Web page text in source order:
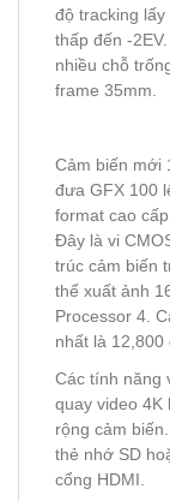
độ tracking
thấp đến -
nhiều chỗ
frame 35mm.
Cảm biến mới
đưa GFX 100
format cao
Đây là vi
trúc cảm biến
thể xuất ảnh
Processor 4.
nhất là 12,800
Các tính năng
quay video 4K
rộng cảm
thẻ nhớ SD
cổng HDMI.